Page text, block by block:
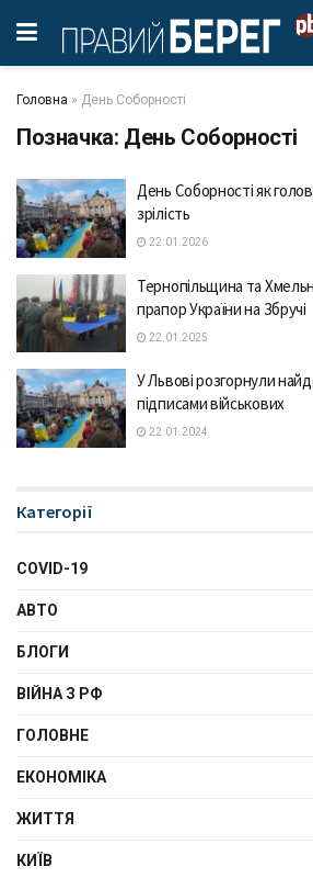
Головна » День Соборності
Позначка: День Соборності
День Соборності як
зрілість
22.01.2026
Тернопільщина та
прапор України на Збручі
22.01.2025
У Львові розгорнули
підписами військових
22.01.2024
Категорії
COVID-19
АВТО
БЛОГИ
ВІЙНА З РФ
ГОЛОВНЕ
ЕКОНОМІКА
ЖИТТЯ
КИЇВ